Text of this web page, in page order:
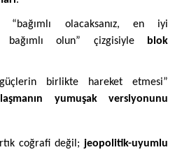
“bağımlı olacaksanız, en iyi
bağımlı olun” çizgisiyle
blok
birlikte hareket etmesi”
yumuşak versiyonunu
coğrafi değil; jeopolitik-uyumlu